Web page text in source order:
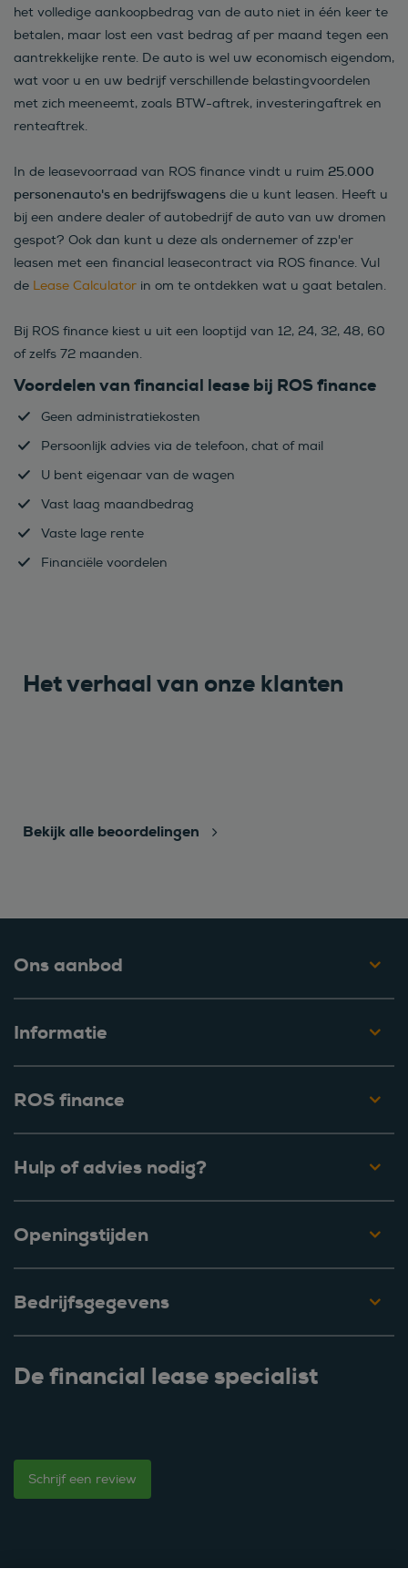
het volledige aankoopbedrag van de auto niet in één keer te
betalen, maar lost een vast bedrag af per maand tegen een
aantrekkelijke rente. De auto is wel uw economisch eigendom,
wat voor u en uw bedrijf verschillende belastingvoordelen
met zich meeneemt, zoals BTW-aftrek, investeringaftrek en
renteaftrek.
In de leasevoorraad van ROS finance vindt u ruim 25.000
personenauto's en bedrijfswagens die u kunt leasen. Heeft u
bij een andere dealer of autobedrijf de auto van uw dromen
gespot? Ook dan kunt u deze als ondernemer of zzp'er
leasen met een financial leasecontract via ROS finance. Vul
de Lease Calculator in om te ontdekken wat u gaat betalen.
Bij ROS finance kiest u uit een looptijd van 12, 24, 32, 48, 60
of zelfs 72 maanden.
Voordelen van financial lease bij ROS finance
Geen administratiekosten
Persoonlijk advies via de telefoon, chat of mail
U bent eigenaar van de wagen
Vast laag maandbedrag
Vaste lage rente
Financiële voordelen
Het verhaal van onze klanten
Bekijk alle beoordelingen
Ons aanbod
Informatie
ROS finance
Hulp of advies nodig?
Openingstijden
Bedrijfsgegevens
De financial lease specialist
Schrijf een review